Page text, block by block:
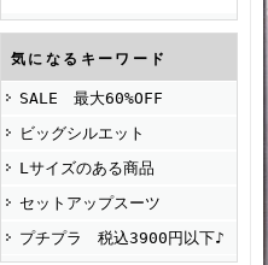
気になるキーワード
SALE 最大60%OFF
ビッグシルエット
Lサイズのある商品
セットアップスーツ
プチプラ 税込3900円以下♪